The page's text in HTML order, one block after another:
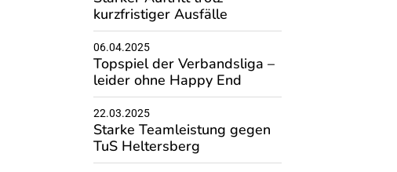
kurzfristiger Ausfälle
06.04.2025
Topspiel der Verbandsliga –
leider ohne Happy End
22.03.2025
Starke Teamleistung gegen
TuS Heltersberg